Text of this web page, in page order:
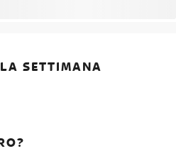
SETTIMANA